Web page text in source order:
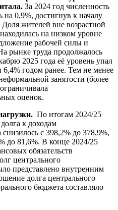
За 2024 год численность
0,9%, достигнув к началу
жителей вне возрастной
на низком уровне
рабочей силы и
рынке труда продолжалось
2025 года её уровень упал
годом ранее. Тем не менее
занятости (более
оценок.
По итогам 2024/25
к доходам
с 398,2% до 378,9%,
до 81,6%. В конце 2024/25
обязательств
центрального
представлено внутренним
долга центрального
бюджета составляло